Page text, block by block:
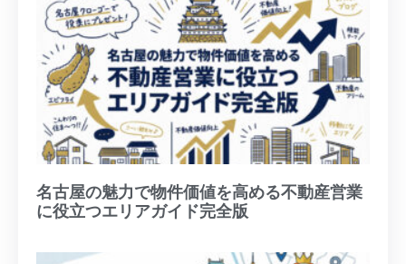
名古屋の魅力で物件価値を高める不動産営業
に役立つエリアガイド完全版